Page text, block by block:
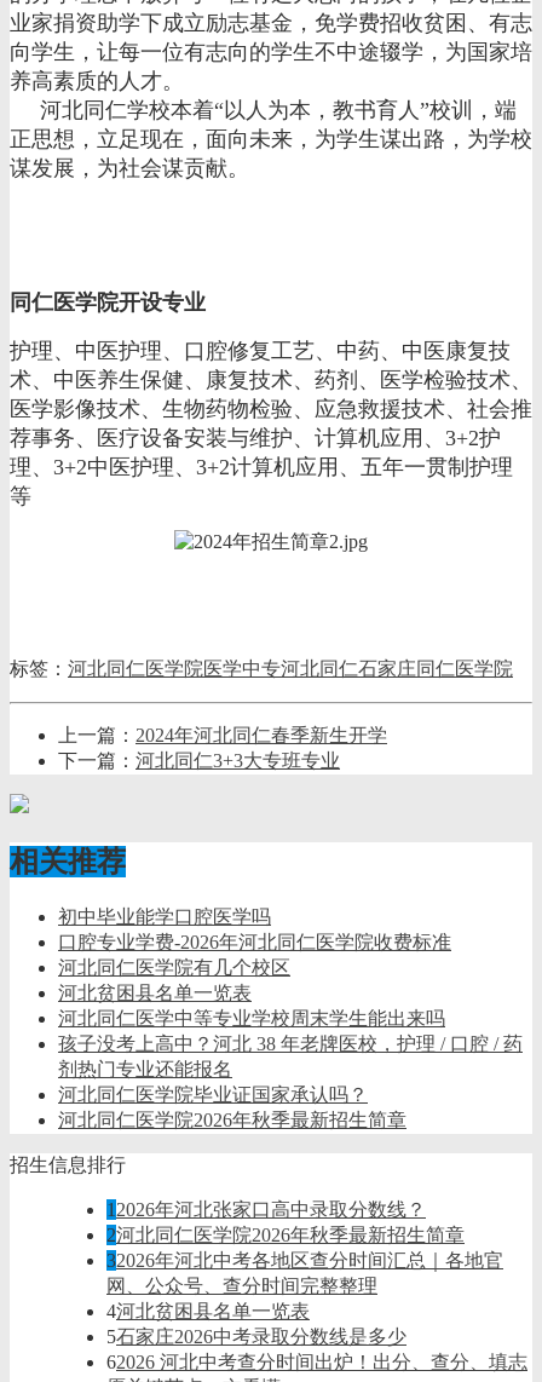
业家捐资助学下成立励志基金，免学费招收贫困、有志
向学生，让每一位有志向的学生不中途辍学，为国家培
养高素质的人才。
河北同仁学校本着“以人为本，教书育人”校训，端
正思想，立足现在，面向未来，为学生谋出路，为学校
谋发展，为社会谋贡献。
同仁医学院开设专业
护理、中医护理、口腔修复工艺、中药、中医康复技
术、中医养生保健、康复技术、药剂、医学检验技术、
医学影像技术、生物药物检验、应急救援技术、社会推
荐事务、医疗设备安装与维护、计算机应用、3+2护
理、3+2中医护理、3+2计算机应用、五年一贯制护理
等
标签： 河北同仁医学院医学中专河北同仁石家庄同仁医学院
上一篇： 2024年河北同仁春季新生开学
下一篇： 河北同仁3+3大专班专业
相关推荐
初中毕业能学口腔医学吗
口腔专业学费-2026年河北同仁医学院收费标准
河北同仁医学院有几个校区
河北贫困县名单一览表
河北同仁医学中等专业学校周末学生能出来吗
孩子没考上高中？河北 38 年老牌医校，护理 / 口腔 / 药
剂热门专业还能报名
河北同仁医学院毕业证国家承认吗？
河北同仁医学院2026年秋季最新招生简章
招生信息排行
1 2026年河北张家口高中录取分数线？
2河北同仁医学院2026年秋季最新招生简章
32026年河北中考各地区查分时间汇总｜各地官
网、公众号、查分时间完整整理
4河北贫困县名单一览表
5石家庄2026中考录取分数线是多少
62026 河北中考查分时间出炉！出分、查分、填志